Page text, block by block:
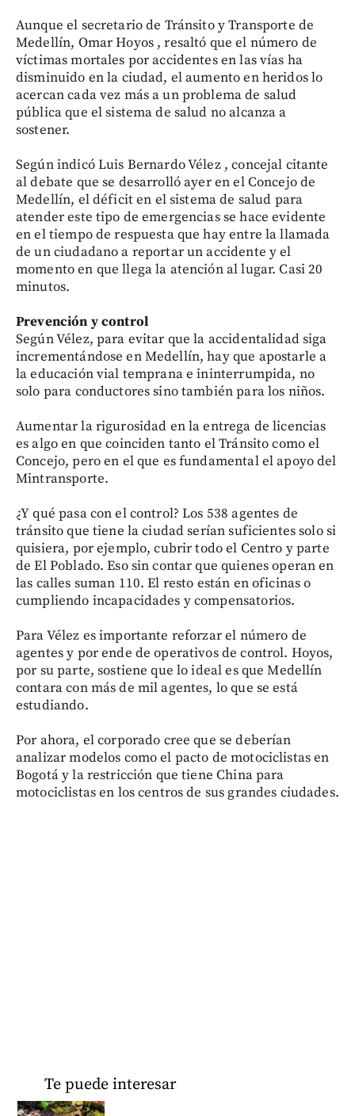
Aunque el secretario de Tránsito y Transporte de
Medellín, Omar Hoyos , resaltó que el número de
víctimas mortales por accidentes en las vías ha
disminuido en la ciudad, el aumento en heridos lo
acercan cada vez más a un problema de salud
pública que el sistema de salud no alcanza a
sostener.
Según indicó Luis Bernardo Vélez , concejal citante
al debate que se desarrolló ayer en el Concejo de
Medellín, el déficit en el sistema de salud para
atender este tipo de emergencias se hace evidente
en el tiempo de respuesta que hay entre la llamada
de un ciudadano a reportar un accidente y el
momento en que llega la atención al lugar. Casi 20
minutos.
Prevención y control
Según Vélez, para evitar que la accidentalidad siga
incrementándose en Medellín, hay que apostarle a
la educación vial temprana e ininterrumpida, no
solo para conductores sino también para los niños.
Aumentar la rigurosidad en la entrega de licencias
es algo en que coinciden tanto el Tránsito como el
Concejo, pero en el que es fundamental el apoyo del
Mintransporte.
¿Y qué pasa con el control? Los 538 agentes de
tránsito que tiene la ciudad serían suficientes solo si
quisiera, por ejemplo, cubrir todo el Centro y parte
de El Poblado. Eso sin contar que quienes operan en
las calles suman 110. El resto están en oficinas o
cumpliendo incapacidades y compensatorios.
Para Vélez es importante reforzar el número de
agentes y por ende de operativos de control. Hoyos,
por su parte, sostiene que lo ideal es que Medellín
contara con más de mil agentes, lo que se está
estudiando.
Por ahora, el corporado cree que se deberían
analizar modelos como el pacto de motociclistas en
Bogotá y la restricción que tiene China para
motociclistas en los centros de sus grandes ciudades.
Te puede interesar